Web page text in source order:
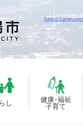
し
健康･福祉
子育て
Select Language